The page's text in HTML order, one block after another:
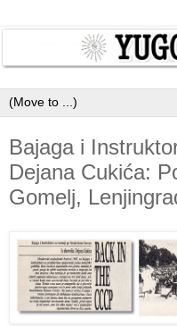
Bajaga i
Dejana Cukića:
Gomelj,